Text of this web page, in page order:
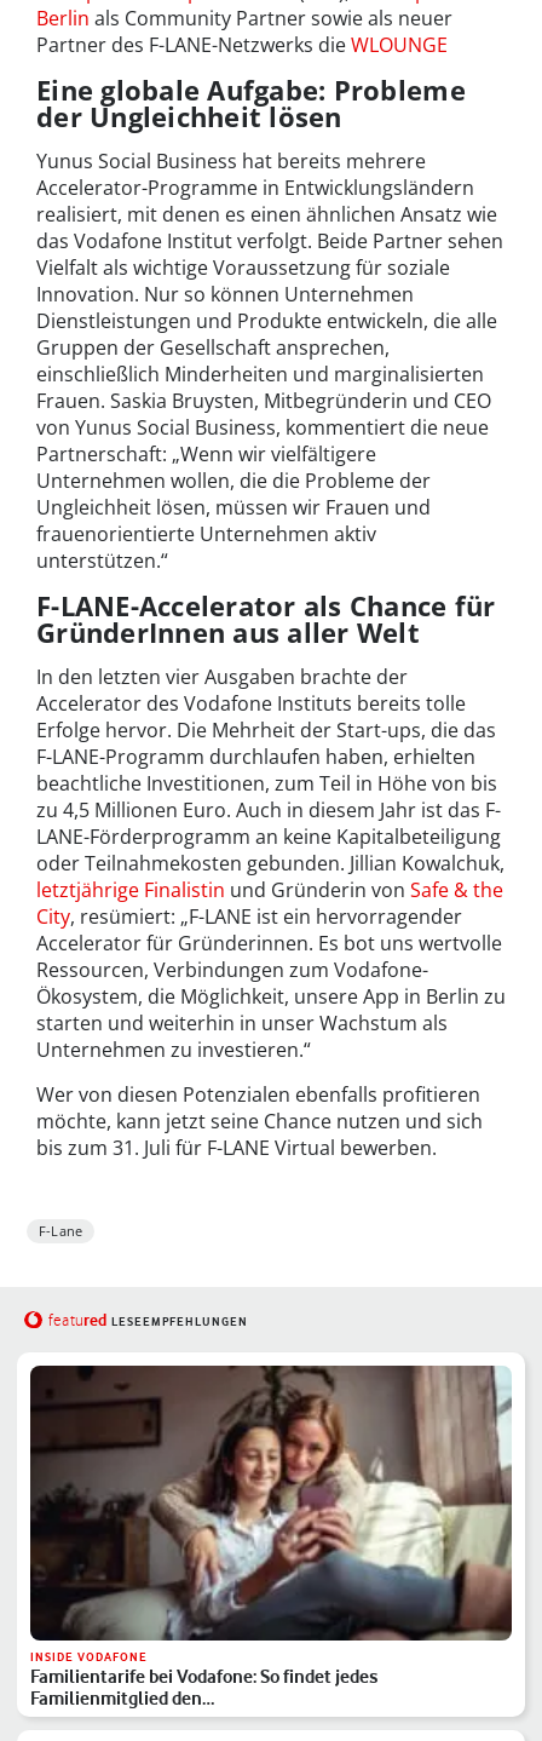
Berlin als Community Partner sowie als neuer
Partner des F-LANE-Netzwerks dieWLOUNGE
Eine globale Aufgabe: Probleme
der Ungleichheit lösen
Yunus Social Business hat bereits mehrere
Accelerator-Programme in Entwicklungsländern
realisiert, mit denen es einen ähnlichen Ansatz wie
das Vodafone Institut verfolgt. Beide Partner sehen
Vielfalt als wichtige Voraussetzung für soziale
Innovation. Nur so können Unternehmen
Dienstleistungen und Produkte entwickeln, die alle
Gruppen der Gesellschaft ansprechen,
einschließlich Minderheiten und marginalisierten
Frauen. Saskia Bruysten, Mitbegründerin und CEO
von Yunus Social Business, kommentiert die neue
Partnerschaft: „Wenn wir vielfältigere
Unternehmen wollen, die die Probleme der
Ungleichheit lösen, müssen wir Frauen und
frauenorientierte Unternehmen aktiv
unterstützen.“
F-LANE-Accelerator als Chance für
GründerInnen aus aller Welt
In den letzten vier Ausgaben brachte der
Accelerator des Vodafone Instituts bereits tolle
Erfolge hervor. Die Mehrheit der Start-ups, die das
F-LANE-Programm durchlaufen haben, erhielten
beachtliche Investitionen, zum Teil in Höhe von bis
zu 4,5 Millionen Euro. Auch in diesem Jahr ist das F-
LANE-Förderprogramm an keine Kapitalbeteiligung
oder Teilnahmekosten gebunden. Jillian Kowalchuk,
letztjährige Finalistin und Gründerin von Safe & the
City, resümiert: „F-LANE ist ein hervorragender
Accelerator für Gründerinnen. Es bot uns wertvolle
Ressourcen, Verbindungen zum Vodafone-
Ökosystem, die Möglichkeit, unsere App in Berlin zu
starten und weiterhin in unser Wachstum als
Unternehmen zu investieren.“
Wer von diesen Potenzialen ebenfalls profitieren
möchte, kann jetzt seine Chance nutzen und sich
bis zum 31. Juli für F-LANE Virtual bewerben.
F-Lane
featured LESEEMPFEHLUNGEN
INSIDE VODAFONE
Familientarife bei Vodafone: So findet jedes
Familienmitglied den…